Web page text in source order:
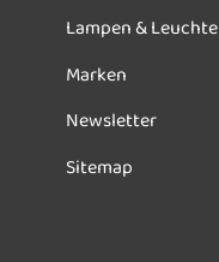
Lampen &
Marken
Newsletter
Sitemap